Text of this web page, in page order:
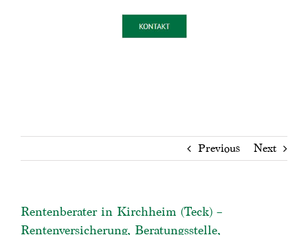
Previous Next
Rentenberater in Kirchheim (Teck) –
Rentenversicherung, Beratungsstelle,